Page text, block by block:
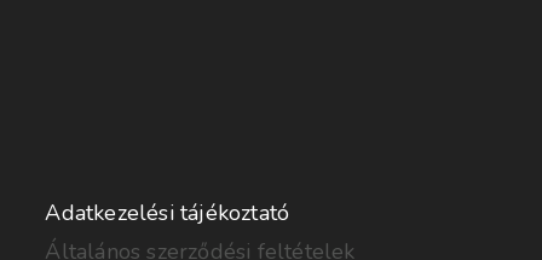
Adatkezelési tájékoztató
Általános szerződési feltételek